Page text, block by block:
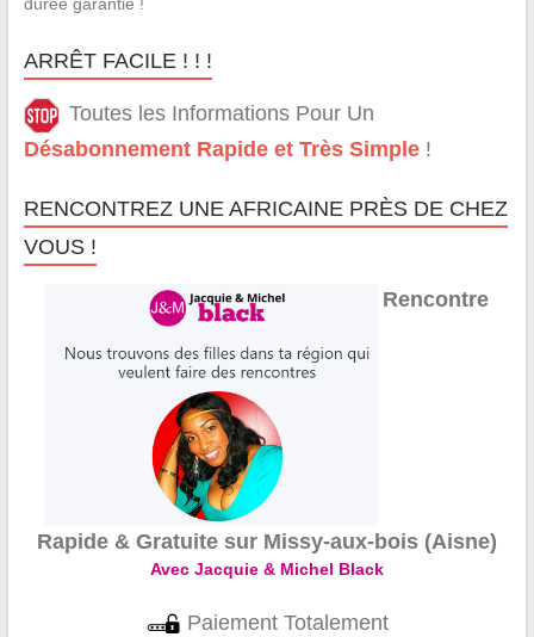
ARRÊT FACILE ! ! !
Toutes les Informations Pour Un
Désabonnement Rapide et Très Simple!
RENCONTREZ UNE AFRICAINE PRÈS DE CHEZ
VOUS !
Rencontre
Rapide & Gratuite sur Missy-aux-bois (Aisne)
Avec Jacquie & Michel Black
Paiement Totalement